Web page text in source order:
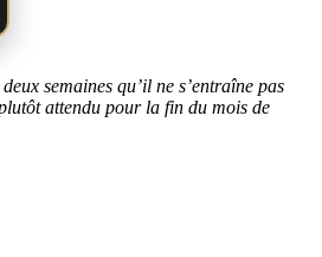
semaines qu’il ne s’entraîne pas
attendu pour la fin du mois de